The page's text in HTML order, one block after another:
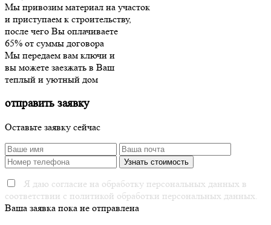
Мы привозим материал на участок
и приступаем к строительству,
после чего Вы оплачиваете
65% от суммы договора
Мы передаем вам ключи и
вы можете заезжать в Ваш
теплый и уютный дом
отправить заявку
Оставьте заявку сейчас
Я даю согласие на обработку персональных данных в
соответствии с политикой обработки персональных данных.
Ваша заявка пока не отправлена